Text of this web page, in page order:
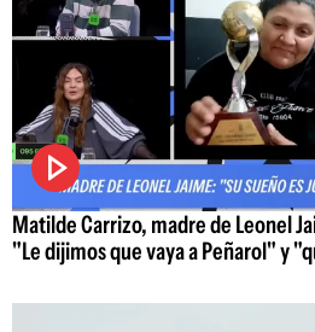
Matilde Carrizo, madre de Leonel
"Le dijimos que vaya a Peñarol" y